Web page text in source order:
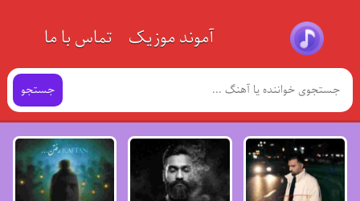
آموند موزیک تماس با ما
جستجو